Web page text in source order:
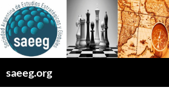
Saltar
al
contenido
saeeg.org